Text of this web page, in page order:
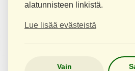
alatunnisteen linkistä.
Lue lisää evästeistä
Vain